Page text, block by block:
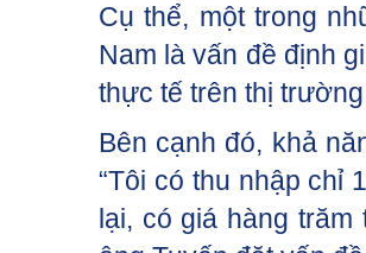
Cụ thể, một trong
Nam là vấn đề định
thực tế trên thị
Bên cạnh đó, khả
“Tôi có thu nhập chỉ
lại, có giá hàng